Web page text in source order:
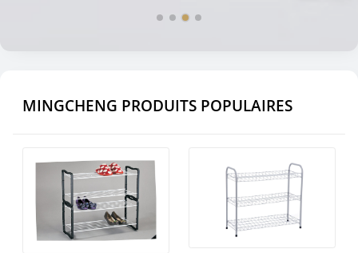
MINGCHENG PRODUITS POPULAIRES